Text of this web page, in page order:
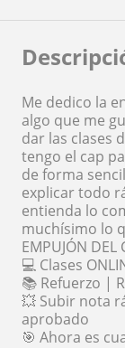
Me dedico la
algo que me
dar las clases
tengo el cap
de forma
explicar todo
entienda lo
muchísimo lo
EMPUJÓN DEL
💻 Clases
📚 Refuerzo |
💥 Subir nota
aprobado
🎯 Ahora es